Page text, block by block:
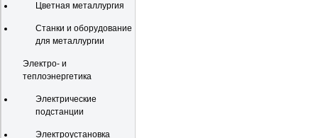
Цветная металлургия
Станки и оборудование
для металлургии
Электро- и
теплоэнергетика
Электрические
подстанции
Электроустановка